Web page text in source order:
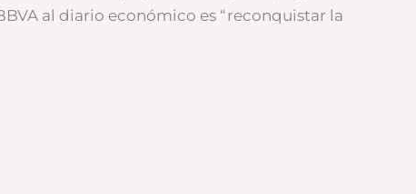
al diario económico es “reconquistar la